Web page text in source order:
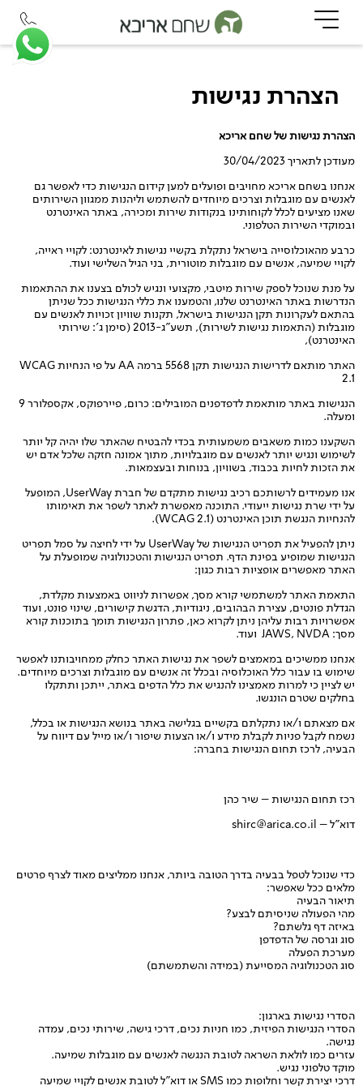
הצהרת נגישות
הצהרת נגישות של שחם אריכא
מעודכן לתאריך 30/04/2023
אנחנו בשחם אריכא מחויבים ופועלים למען קידום הנגישות כדי לאפשר גם
לאנשים עם מוגבלות וצרכים מיוחדים להשתמש וליהנות ממגוון השירותים
שאנו מציעים לכלל לקוחותינו בנקודות שירות ומכירה, באתר האינטרנט
ובמוקדי השירות הטלפוני.
כרבע מהאוכלוסייה בישראל נתקלת בקשיי נגישות לאינטרנט: לקויי ראייה,
לקויי שמיעה, אנשים עם מוגבלות מוטורית, בני הגיל השלישי ועוד.
על מנת שנוכל לספק שירות מיטבי, מקצועי ונגיש לכולם בצענו את ההתאמות
הנדרשות באתר האינטרנט שלנו, והטמענו את כללי הנגישות ככל שניתן
בהתאם לעקרונות תקן הנגישות בישראל, תקנות שוויון זכויות לאנשים עם
מוגבלות (התאמות נגישות לשירות), תשע”ג-2013 (סימן ג’: שירותי
האינטרנט),
האתר מותאם לדרישות הנגישות תקן 5568 ברמה AA על פי הנחיות WCAG
2.1
הנגישות באתר מותאמת לדפדפנים המובילים: כרום, פיירפוקס, אקספלורר 9
ומעלה.
השקענו כמות משאבים משמעותית בכדי להבטיח שהאתר שלו יהיה קל יותר
לשימוש ונגיש יותר לאנשים עם מוגבלויות, מתוך אמונה חזקה שלכל אדם יש
את הזכות לחיות בכבוד, בשוויון, בנוחות ובעצמאות.
אנו מעמידים לרשותכם רכיב נגישות מתקדם של חברת UserWay, המופעל
על ידי שרת נגישות ייעודי. התוכנה מאפשרת לאתר לשפר את תאימותו
להנחיות הנגשת תוכן האינטרנט (WCAG 2.1).
ניתן להפעיל את תפריט הנגישות של UserWay על ידי לחיצה על סמל תפריט
הנגישות שמופיע בפינת הדף. תפריט הנגישות והטכנולוגיה שמופעלת על
האתר מאפשרים אופציות רבות כגון:
התאמת האתר למשתמשי קורא מסך, אפשרות לניווט באמצעות מקלדת,
הגדלת פונטים, עצירת הבהובים, ניגודיות, הדגשת קישורים, שינוי פונט, ועוד
אפשרויות רבות עליהן ניתן לקרוא כאן, פתרון הנגישות תומך בתוכנות קורא
מסך: JAWS, NVDA ועוד.
אנחנו ממשיכים במאמצים לשפר את נגישות האתר כחלק ממחויבותנו לאפשר
שימוש בו עבור כלל האוכלוסיה ובכלל זה אנשים עם מוגבלות וצרכים מיוחדים.
יש לציין כי למרות מאמצינו להנגיש את כלל הדפים באתר, ייתכן ותתקלו
בחלקים שטרם הונגשו.
אם מצאתם ו/או נתקלתם בקשיים בגלישה באתר בנושא הנגישות או בכלל,
נשמח לקבל פניות לקבלת מידע ו/או הצעות שיפור ו/או מייל עם דיווח על
הבעיה, לרכז תחום הנגישות בחברה:
רכז תחום הנגישות – שיר כהן
דוא”ל – shirc@arica.co.il
כדי שנוכל לטפל בבעיה בדרך הטובה ביותר, אנחנו ממליצים מאוד לצרף פרטים
מלאים ככל שאפשר:
תיאור הבעיה
מהי הפעולה שניסיתם לבצע?
באיזה דף גלשתם?
סוג וגרסה של הדפדפן
מערכת הפעלה
סוג הטכנולוגיה המסייעת (במידה והשתמשתם)
הסדרי נגישות בארגון:
הסדרי הנגישות הפיזית, כמו חניות נכים, דרכי גישה, שירותי נכים, עמדה
נגישה.
עזרים כמו לולאת השראה לטובת הנגשה לאנשים עם מוגבלות שמיעה.
מוקד טלפוני נגיש.
דרכי יצירת קשר וחלופות כמו SMS או דוא”ל לטובת אנשים לקויי שמיעה